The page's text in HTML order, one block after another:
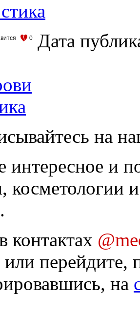
0
Дата
на
интересное и
косметологии
контактах
перейдите,
на